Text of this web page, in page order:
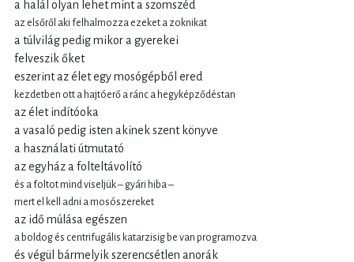
a halál olyan lehet mint a szomszéd
az elsőről aki felhalmozza ezeket a zoknikat
a túlvilág pedig mikor a gyerekei
felveszik őket
eszerint az élet egy mosógépből ered
kezdetben ott a hajtóerő a ránc a hegyképződéstan
az élet indítóoka
a vasaló pedig isten akinek szent könyve
a használati útmutató
az egyház a folteltávolító
és a foltot mind viseljük – gyári hiba –
mert el kell adni a mosószereket
az idő múlása egészen
a boldog és centrifugális katarzisig be van programozva
és végül bármelyik szerencsétlen anorák